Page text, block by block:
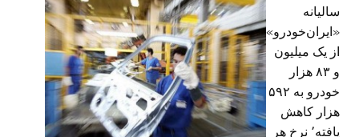
سالیانه
«ایران‌خودرو»
از یک میلیون
و ۸۳ هزار
خودرو به ۵۹۲
هزار کاهش
یافته٬ نرخ هر